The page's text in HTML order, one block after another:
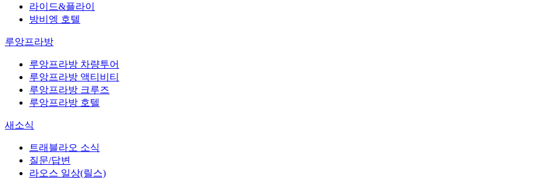
라이드&플라이
방비엥 호텔
루앙프라방
루앙프라방 차량투어
루앙프라방 액티비티
루앙프라방 크루즈
루앙프라방 호텔
새소식
트래블라오 소식
질문/답변
라오스 일상(릴스)